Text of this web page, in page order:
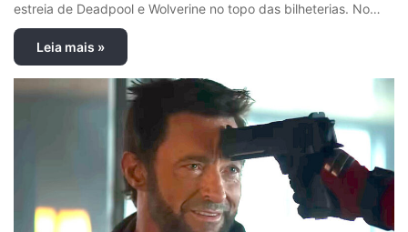
estreia de Deadpool e Wolverine no topo das bilheterias. No…
Leia mais »